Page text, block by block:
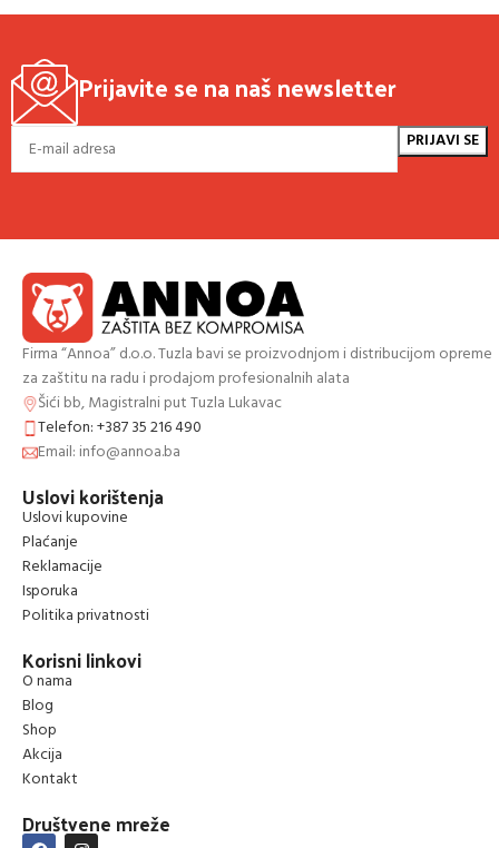
Prijavite se na naš newsletter
Firma “Annoa” d.o.o. Tuzla bavi se proizvodnjom i distribucijom opreme
za zaštitu na radu i prodajom profesionalnih alata
Šići bb, Magistralni put Tuzla Lukavac
Telefon: +387 35 216 490
Email: info@annoa.ba
Uslovi korištenja
Uslovi kupovine
Plaćanje
Reklamacije
Isporuka
Politika privatnosti
Korisni linkovi
O nama
Blog
Shop
Akcija
Kontakt
Društvene mreže